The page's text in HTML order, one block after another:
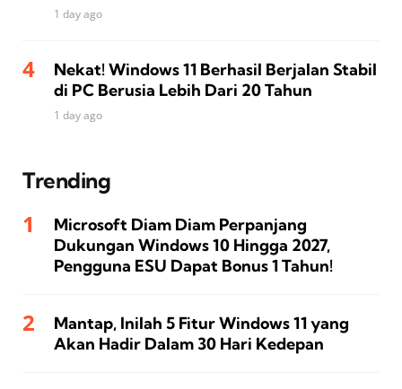
1 day ago
Nekat! Windows 11 Berhasil Berjalan Stabil
di PC Berusia Lebih Dari 20 Tahun
1 day ago
Trending
Microsoft Diam Diam Perpanjang
Dukungan Windows 10 Hingga 2027,
Pengguna ESU Dapat Bonus 1 Tahun!
Mantap, Inilah 5 Fitur Windows 11 yang
Akan Hadir Dalam 30 Hari Kedepan